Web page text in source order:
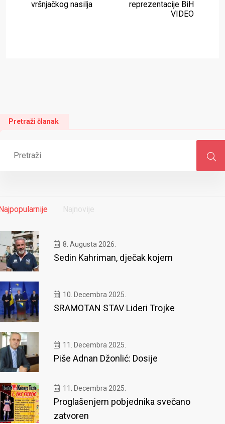
vršnjačkog nasilja
reprezentacije BiH
VIDEO
Pretraži članak
Najnovije
8. Augusta 2026.
Sedin Kahriman, dječak kojem
10. Decembra 2025.
SRAMOTAN STAV Lideri Trojke
11. Decembra 2025.
Piše Adnan Džonlić: Dosije
11. Decembra 2025.
Proglašenjem pobjednika svečano
zatvoren